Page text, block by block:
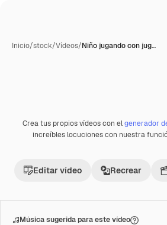
Inicio/stock/Vídeos/Niño jugando con jug…
Premium
Crea tus propios vídeos con elgenerador
increíbles locuciones con nuestra
Editar vídeo Recrear
Música sugerida para este vídeo